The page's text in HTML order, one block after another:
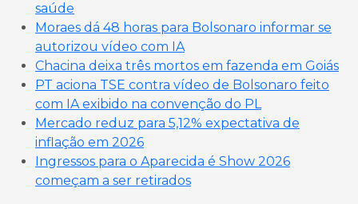
saúde
Moraes dá 48 horas para Bolsonaro informar se
autorizou vídeo com IA
Chacina deixa três mortos em fazenda em Goiás
PT aciona TSE contra vídeo de Bolsonaro feito
com IA exibido na convenção do PL
Mercado reduz para 5,12% expectativa de
inflação em 2026
Ingressos para o Aparecida é Show 2026
começam a ser retirados